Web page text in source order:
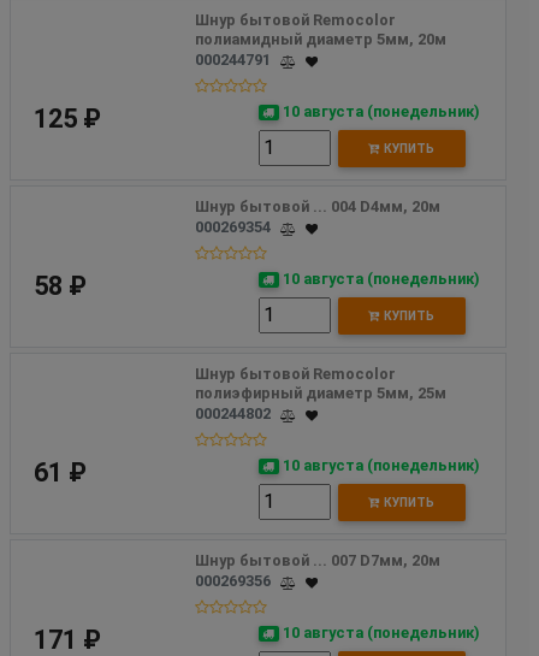
Шнур бытовой Remocolor
полиамидный диаметр 5мм, 20м
000244791
125 ₽ 10 августа (понедельник)
КУПИТЬ
Шнур бытовой ... 004 D4мм, 20м
000269354
58 ₽ 10 августа (понедельник)
КУПИТЬ
Шнур бытовой Remocolor
полиэфирный диаметр 5мм, 25м
000244802
61 ₽ 10 августа (понедельник)
КУПИТЬ
Шнур бытовой ... 007 D7мм, 20м
000269356
171 ₽ 10 августа (понедельник)